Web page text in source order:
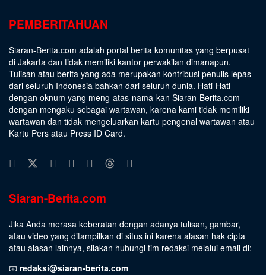
PEMBERITAHUAN
Siaran-Berita.com adalah portal berita komunitas yang berpusat
di Jakarta dan tidak memiliki kantor perwakilan dimanapun.
Tulisan atau berita yang ada merupakan kontribusi penulis lepas
dari seluruh Indonesia bahkan dari seluruh dunia. Hati-Hati
dengan oknum yang meng-atas-nama-kan Siaran-Berita.com
dengan mengaku sebagai wartawan, karena kami tidak memiliki
wartawan dan tidak mengeluarkan kartu pengenal wartawan atau
Kartu Pers atau Press ID Card.
Siaran-Berita.com
Jika Anda merasa keberatan dengan adanya tulisan, gambar,
atau video yang ditampilkan di situs ini karena alasan hak cipta
atau alasan lainnya, silakan hubungi tim redaksi melalui email di:
📧 redaksi@siaran-berita.com